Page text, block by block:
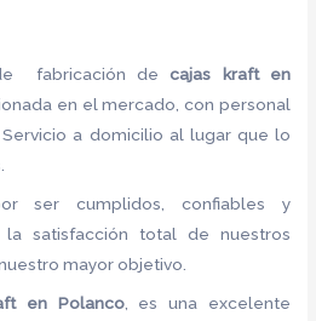
fabricación decajas kraft en
en el mercado, con personal
a domicilio al lugar que lo
ser cumplidos, confiables y
la satisfacción total de nuestros
mayor objetivo.
en Polanco, es una excelente